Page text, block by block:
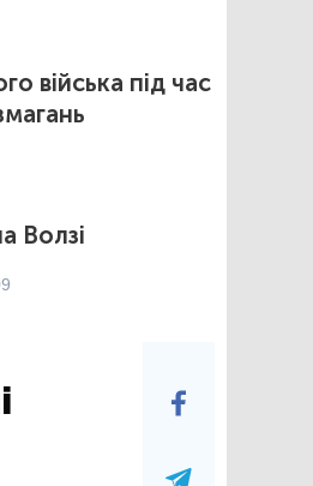
війська під час
Волзі